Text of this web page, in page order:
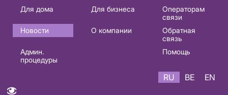
Основная
навигация
RU
Для дома Для бизнеса
Операторам
связи
Новости
О компании
Обратная
связь
Админ.
процедуры
Помощь
RU BE EN